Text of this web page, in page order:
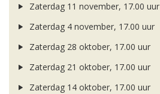
Zaterdag 11 november, 17.00 uur
Zaterdag 4 november, 17.00 uur
Zaterdag 28 oktober, 17.00 uur
Zaterdag 21 oktober, 17.00 uur
Zaterdag 14 oktober, 17.00 uur